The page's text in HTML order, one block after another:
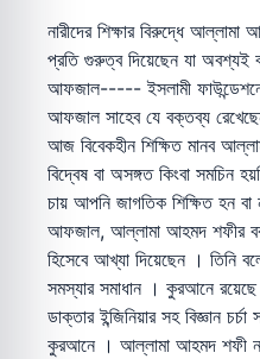
নারীদের শিক্ষার বিরুদ্ধে
প্রতি গুরুত্ব দিয়েছেন যা
আফজাল----- ইসলামী
আফজাল সাহেব যে বক্তব্য
আজ বিবেকহীন শিক্ষিত মানব
বিদ্বেষ বা অসঙ্গত কিংবা সমচিন
চায় আপনি জাগতিক শিক্ষিত হন বা
আফজাল, আল্লামা আহমদ শফীর
হিসেবে আখ্যা দিয়েছেন । তিনি
সমস্যার সমাধান । কুরআনে রয়েছে
ডাক্তার ইন্জিনিয়ার সহ বিজ্ঞান
কুরআনে । আল্লামা আহমদ শফী